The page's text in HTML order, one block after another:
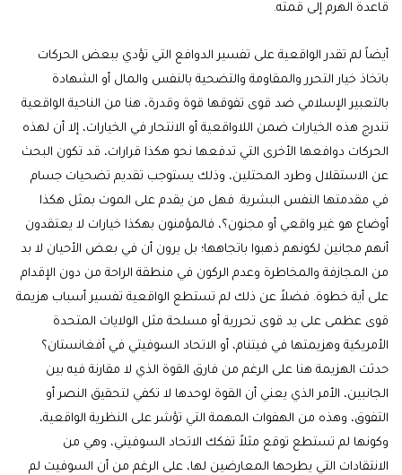
قاعدة الهرم إلى قمته.
أيضاً لم تقدر الواقعية على تفسير الدوافع التي تؤدي ببعض الحركات
باتخاذ خيار التحرر والمقاومة والتضحية بالنفس والمال أو الشهادة
بالتعبير الإسلامي ضد قوى تفوقها قوة وقدرة، هنا من الناحية الواقعية
تندرج هذه الخيارات ضمن اللاواقعية أو الانتحار في الخيارات، إلا أن لهذه
الحركات دوافعها الأخرى التي تدفعها نحو هكذا قرارات، قد تكون البحث
عن الاستقلال وطرد المحتلين، وذلك يستوجب تقديم تضحيات جسام
في مقدمتها النفس البشرية. فهل من يقدم على الموت بمثل هكذا
أوضاع هو غير واقعي أو مجنون؟، فالمؤمنون بهكذا خيارات لا يعتقدون
أنهم مجانين لكونهم ذهبوا باتجاهها؛ بل يرون أن في بعض الأحيان لا بد
من المجازفة والمخاطرة وعدم الركون في منطقة الراحة من دون الإقدام
على أية خطوة. فضلاً عن ذلك لم تستطع الواقعية تفسير أسباب هزيمة
قوى عظمى على يد قوى تحررية أو مسلحة مثل الولايات المتحدة
الأمريكية وهزيمتها في فيتنام، أو الاتحاد السوفيتي في أفغانستان؟
حدثت الهزيمة هنا على الرغم من فارق القوة الذي لا مقارنة فيه بين
الجانبين، الأمر الذي يعني أن القوة لوحدها لا تكفي لتحقيق النصر أو
التفوق، وهذه من الهفوات المهمة التي تؤشر على النظرية الواقعية،
وكونها لم تستطع توقع مثلاً تفكك الاتحاد السوفيتي، وهي من
الانتقادات التي يطرحها المعارضين لها، على الرغم من أن السوفيت لم